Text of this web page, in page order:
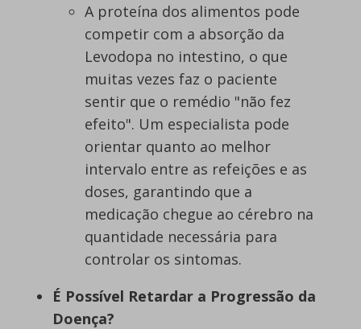
A proteína dos alimentos pode
competir com a absorção da
Levodopa no intestino, o que
muitas vezes faz o paciente
sentir que o remédio "não fez
efeito". Um especialista pode
orientar quanto ao melhor
intervalo entre as refeições e as
doses, garantindo que a
medicação chegue ao cérebro na
quantidade necessária para
controlar os sintomas.
É Possível Retardar a Progressão da
Doença?